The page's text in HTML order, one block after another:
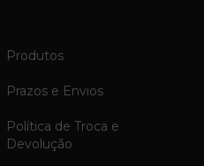
Produtos
Prazos e Envios
Política de Troca e
Devolução